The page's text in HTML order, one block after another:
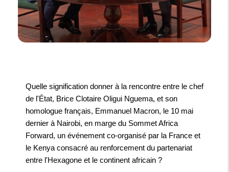
Quelle signification donner à la rencontre entre le chef
de l'État, Brice Clotaire Oligui Nguema, et son
homologue français, Emmanuel Macron, le 10 mai
dernier à Nairobi, en marge du Sommet Africa
Forward, un événement co-organisé par la France et
le Kenya consacré au renforcement du partenariat
entre l'Hexagone et le continent africain ?